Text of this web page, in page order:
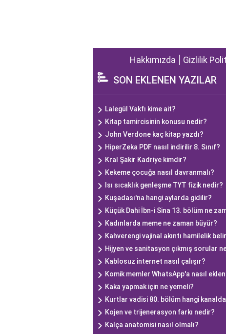
Hakkımızda Gizlilik
SON EKLENEN YAZILAR
Lalegül Vakfı kime ait?
Kitap tamircisinin konusu nedir?
John Verdone kaç kitap yazdı?
HiperZeka PDF nasıl indirilir 8. Sınıf?
Kral Şakir Kadriye kimdir?
Kekeme çocuğa nasıl davranmalı?
Isı sıcaklık genleşme TYT fizik nedir?
Kuşadası'na hangi aylarda gidilir?
Küçük Dahi İbn-i Sina 13. bölüm ne
Kadınlarda meme ne zaman büyür?
Kahverengi vajinal akıntı hamilelik
Hijyen ve sanitasyon çıkmış sorular
Kablosuz internet nasıl çalışır?
Komik memler WhatsApp'a nasıl
Kaka yapmak için ne yemeli?
Kurtlar vadisi 80. bölüm hangi
Kojen ve trijenerasyon farkı nedir?
Kalça anatomisi nasıl olmalı?